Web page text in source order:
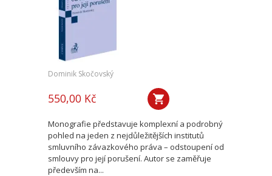
Dominik Skočovský
550,00 Kč
Monografie představuje komplexní a podrobný
pohled na jeden z nejdůležitějších institutů
smluvního závazkového práva – odstoupení od
smlouvy pro její porušení. Autor se zaměřuje
především na...